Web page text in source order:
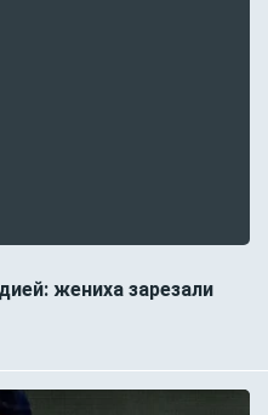
жениха зарезали